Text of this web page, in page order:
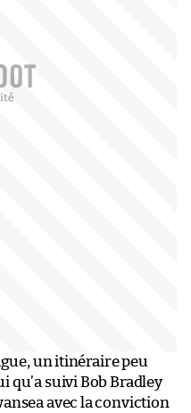
un itinéraire peu
qu’a suivi Bob Bradley
avec la conviction